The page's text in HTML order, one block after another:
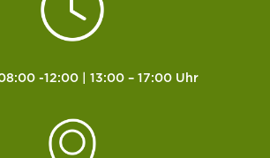
-12:00 | 13:00 – 17:00 Uhr